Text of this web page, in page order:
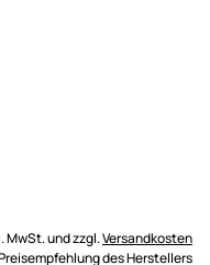
MwSt. und zzgl.Versandkosten
des Herstellers